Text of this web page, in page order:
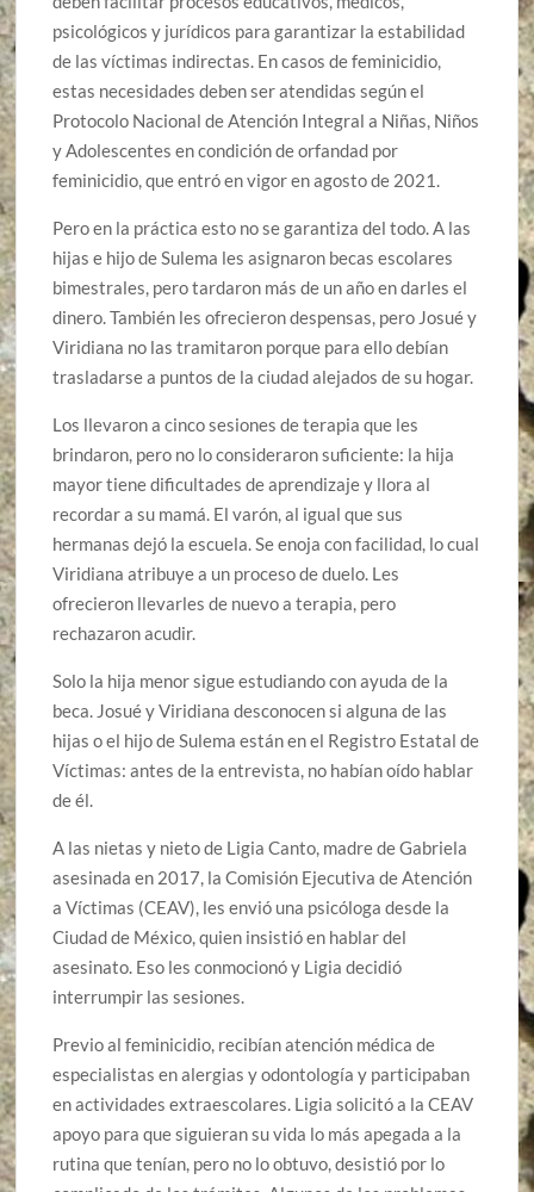
psicológicos y jurídicos para garantizar la estabilidad
de las víctimas indirectas. En casos de feminicidio,
estas necesidades deben ser atendidas según el
Protocolo Nacional de Atención Integral a Niñas, Niños
y Adolescentes en condición de orfandad por
feminicidio, que entró en vigor en agosto de 2021.
Pero en la práctica esto no se garantiza del todo. A las
hijas e hijo de Sulema les asignaron becas escolares
bimestrales, pero tardaron más de un año en darles el
dinero. También les ofrecieron despensas, pero Josué y
Viridiana no las tramitaron porque para ello debían
trasladarse a puntos de la ciudad alejados de su hogar.
Los llevaron a cinco sesiones de terapia que les
brindaron, pero no lo consideraron suficiente: la hija
mayor tiene dificultades de aprendizaje y llora al
recordar a su mamá. El varón, al igual que sus
hermanas dejó la escuela. Se enoja con facilidad, lo cual
Viridiana atribuye a un proceso de duelo. Les
ofrecieron llevarles de nuevo a terapia, pero
rechazaron acudir.
Solo la hija menor sigue estudiando con ayuda de la
beca. Josué y Viridiana desconocen si alguna de las
hijas o el hijo de Sulema están en el Registro Estatal de
Víctimas: antes de la entrevista, no habían oído hablar
de él.
A las nietas y nieto de Ligia Canto, madre de Gabriela
asesinada en 2017, la Comisión Ejecutiva de Atención
a Víctimas (CEAV), les envió una psicóloga desde la
Ciudad de México, quien insistió en hablar del
asesinato. Eso les conmocionó y Ligia decidió
interrumpir las sesiones.
Previo al feminicidio, recibían atención médica de
especialistas en alergias y odontología y participaban
en actividades extraescolares. Ligia solicitó a la CEAV
apoyo para que siguieran su vida lo más apegada a la
rutina que tenían, pero no lo obtuvo, desistió por lo